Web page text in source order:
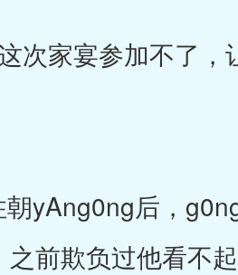
次家宴参加不了，
yAng0ng后，
前欺负过他看不